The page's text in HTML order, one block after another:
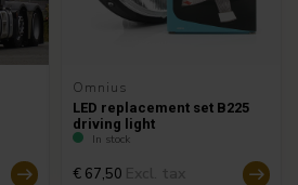
Omnius
LED replacement set B225
driving light
In stock
€ 67,50